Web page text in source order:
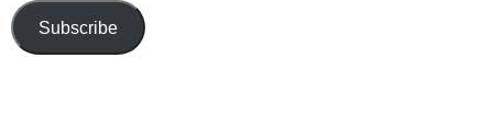
Subscribe